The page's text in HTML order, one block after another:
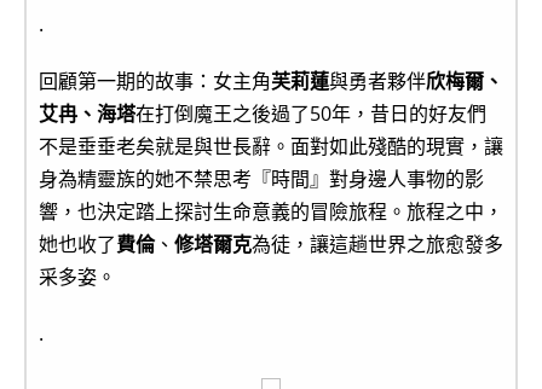
.
回顧第一期的故事：女主角芙莉蓮與勇者夥伴欣梅爾、
艾冉、海塔在打倒魔王之後過了50年，昔日的好友們
不是垂垂老矣就是與世長辭。面對如此殘酷的現實，讓
身為精靈族的她不禁思考『時間』對身邊人事物的影
響，也決定踏上探討生命意義的冒險旅程。旅程之中，
她也收了費倫、 修塔爾克為徒，讓這趟世界之旅愈發多
采多姿。
.